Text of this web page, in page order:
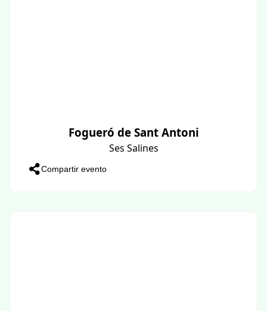
Fogueró de Sant Antoni
Ses Salines
Compartir evento